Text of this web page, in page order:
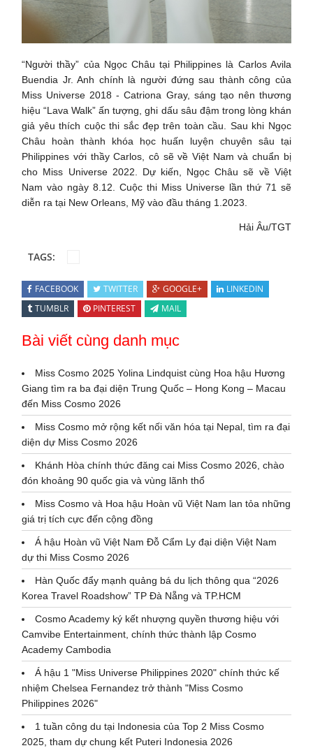
“Người thầy” của Ngọc Châu tại Philippines là Carlos Avila
Buendia Jr. Anh chính là người đứng sau thành công của
Miss Universe 2018 - Catriona Gray, sáng tạo nên thương
hiệu “Lava Walk” ấn tượng, ghi dấu sâu đậm trong lòng khán
giả yêu thích cuộc thi sắc đẹp trên toàn cầu. Sau khi Ngọc
Châu hoàn thành khóa học huấn luyện chuyên sâu tại
Philippines với thầy Carlos, cô sẽ về Việt Nam và chuẩn bị
cho Miss Universe 2022. Dự kiến, Ngọc Châu sẽ về Việt
Nam vào ngày 8.12. Cuộc thi Miss Universe lần thứ 71 sẽ
diễn ra tại New Orleans, Mỹ vào đầu tháng 1.2023.
Hải Âu/TGT
TAGS:
FACEBOOK TWITTER GOOGLE+
LINKEDIN
TUMBLR
PINTEREST MAIL
Bài viết cùng danh mục
Miss Cosmo 2025 Yolina Lindquist cùng Hoa hậu Hương
Giang tìm ra ba đại diện Trung Quốc – Hong Kong – Macau
đến Miss Cosmo 2026
Miss Cosmo mở rộng kết nối văn hóa tại Nepal, tìm ra đại
diện dự Miss Cosmo 2026
Khánh Hòa chính thức đăng cai Miss Cosmo 2026, chào
đón khoảng 90 quốc gia và vùng lãnh thổ
Miss Cosmo và Hoa hậu Hoàn vũ Việt Nam lan tỏa những
giá trị tích cực đến cộng đồng
Á hậu Hoàn vũ Việt Nam Đỗ Cẩm Ly đại diện Việt Nam
dự thi Miss Cosmo 2026
Hàn Quốc đẩy mạnh quảng bá du lịch thông qua “2026
Korea Travel Roadshow” TP Đà Nẵng và TP.HCM
Cosmo Academy ký kết nhượng quyền thương hiệu với
Camvibe Entertainment, chính thức thành lập Cosmo
Academy Cambodia
Á hậu 1 "Miss Universe Philippines 2020" chính thức kế
nhiệm Chelsea Fernandez trở thành "Miss Cosmo
Philippines 2026"
1 tuần công du tại Indonesia của Top 2 Miss Cosmo
2025, tham dự chung kết Puteri Indonesia 2026